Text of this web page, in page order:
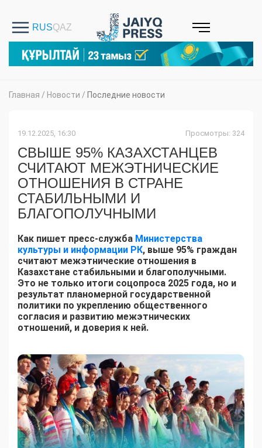
Главная / Новости / Последние новости
19.12.2025, 16:30 Просмотры: 324
СВЫШЕ 95% КАЗАХСТАНЦЕВ
СЧИТАЮТ МЕЖЭТНИЧЕСКИЕ
ОТНОШЕНИЯ В СТРАНЕ
СТАБИЛЬНЫМИ И
БЛАГОПОЛУЧНЫМИ
Как пишет пресс-служба Министерства
культуры и информации РК, выше 95% граждан
считают межэтнические отношения в
Казахстане стабильными и благополучными.
Это не только итоги соцопроса 2025 года, но и
результат планомерной государственной
политики по укреплению общественного
согласия и развитию межэтнических
отношений, и доверия к ней.